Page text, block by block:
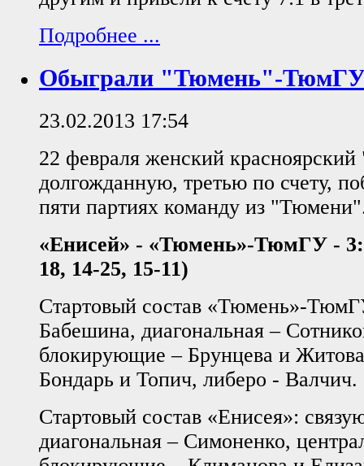
Подробнее ...
Обыграли "Тюмень"-
23.02.2013 17:54
22 февраля женский
долгожданную, третью по счету,
пяти партиях команду из
«Енисей» - «Тюмень»-ТюмГУ -
18, 14-25, 15-11)
Стартовый состав «Тюмень»-
Бабешина, диагональная –
блокирующие – Брунцева и
Бондарь и Топич, либеро - Валчич.
Стартовый состав «Енисея»:
диагональная – Симоненко,